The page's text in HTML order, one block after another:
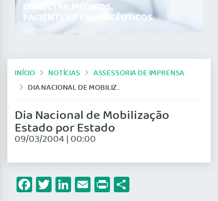
CONECTAR MÉDICOS,
PACIENTES E FARMACÊUTICOS.
INÍCIO NOTÍCIAS
ASSESSORIA DE IMPRENSA
DIA NACIONAL DE MOBILIZAÇÃO ESTADO POR ESTADO
Dia Nacional de Mobilização
Estado por Estado
09/03/2004 | 00:00
Facebook
Twitter
LinkedIn
Email
Print